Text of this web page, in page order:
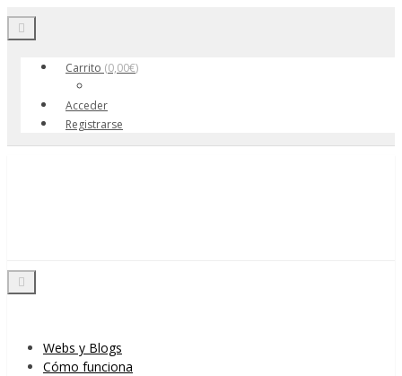
Toggle navigation
Carrito (0,00€)
Acceder
Registrarse
Menu
Skip to content
Toggle navigation
Webs y Blogs
Cómo funciona